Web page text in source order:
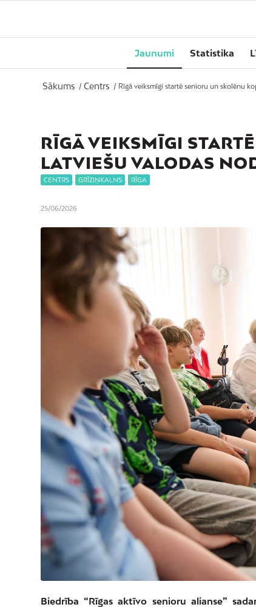
Jaunumi Statistika
Sākums / Centrs / Rīgā veiksmīgi startē senioru un skolēnu
RĪGĀ VEIKSMĪGI
LATVIEŠU VALODAS
CENTRS GRĪZIŅKALNS RĪGA
25/06/2026
Biedrība “Rīgas aktīvo senioru alianse”